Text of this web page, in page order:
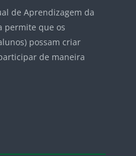
de Aprendizagem da
permite que os
possam criar
de maneira